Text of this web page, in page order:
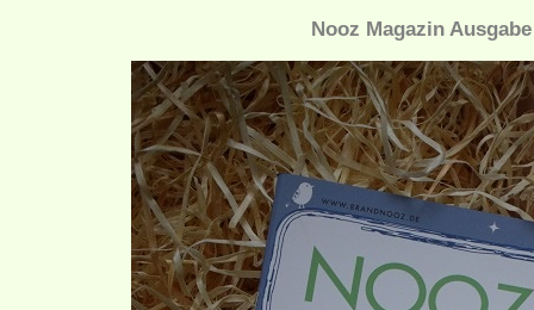
Nooz Magazin Ausgabe